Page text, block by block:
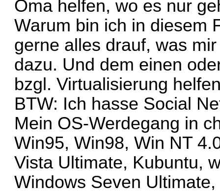
Oma helfen, wo es nur
Warum bin ich in diesem
gerne alles drauf, was
dazu. Und dem einen
bzgl. Virtualisierung
BTW: Ich hasse Social
Mein OS-Werdegang in
Win95, Win98, Win NT
Vista Ultimate, Kubuntu,
Windows Seven